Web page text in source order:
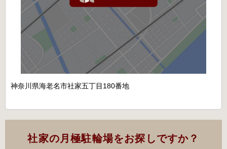
神奈川県海老名市社家五丁目180番地
社家の月極駐輪場をお探しですか？